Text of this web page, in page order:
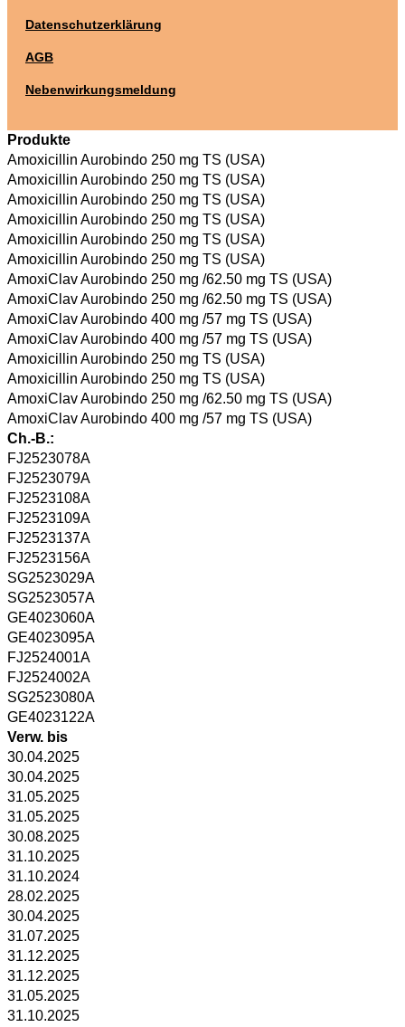
Datenschutzerklärung
AGB
Nebenwirkungsmeldung
Produkte
Amoxicillin Aurobindo 250 mg TS (USA)
Amoxicillin Aurobindo 250 mg TS (USA)
Amoxicillin Aurobindo 250 mg TS (USA)
Amoxicillin Aurobindo 250 mg TS (USA)
Amoxicillin Aurobindo 250 mg TS (USA)
Amoxicillin Aurobindo 250 mg TS (USA)
AmoxiClav Aurobindo 250 mg /62.50 mg TS (USA)
AmoxiClav Aurobindo 250 mg /62.50 mg TS (USA)
AmoxiClav Aurobindo 400 mg /57 mg TS (USA)
AmoxiClav Aurobindo 400 mg /57 mg TS (USA)
Amoxicillin Aurobindo 250 mg TS (USA)
Amoxicillin Aurobindo 250 mg TS (USA)
AmoxiClav Aurobindo 250 mg /62.50 mg TS (USA)
AmoxiClav Aurobindo 400 mg /57 mg TS (USA)
Ch.-B.:
FJ2523078A
FJ2523079A
FJ2523108A
FJ2523109A
FJ2523137A
FJ2523156A
SG2523029A
SG2523057A
GE4023060A
GE4023095A
FJ2524001A
FJ2524002A
SG2523080A
GE4023122A
Verw. bis
30.04.2025
30.04.2025
31.05.2025
31.05.2025
30.08.2025
31.10.2025
31.10.2024
28.02.2025
30.04.2025
31.07.2025
31.12.2025
31.12.2025
31.05.2025
31.10.2025